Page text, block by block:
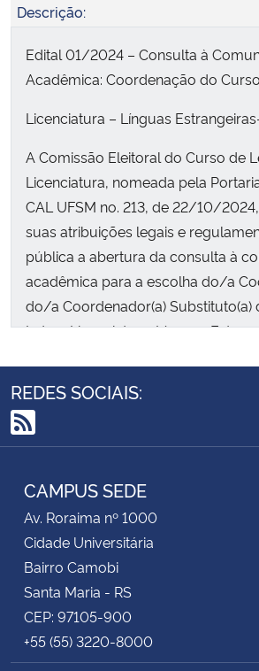
Descrição:
Edital 01/2024 – Consulta à
Acadêmica: Coordenação do
Licenciatura – Línguas
A Comissão Eleitoral do Curso de
Licenciatura, nomeada pela
CAL UFSM no. 213, de 22/10/
suas atribuições legais e
pública a abertura da consulta à
acadêmica para a escolha do/a
do/a Coordenador(a) Substituto(a)
Letras Licenciatura-Línguas
Centro de Artes e Letras da
eleita corresponderá aos períodos
REDES SOCIAIS:
RSS
CAMPUS SEDE
Av. Roraima nº 1000
Cidade Universitária
Bairro Camobi
Santa Maria - RS
CEP: 97105-900
+55 (55) 3220-8000